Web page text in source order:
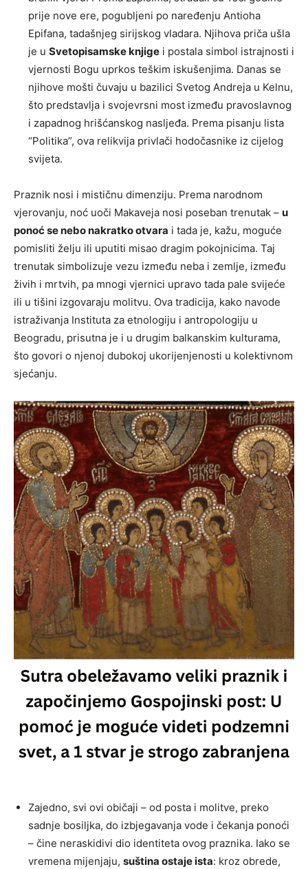
prije nove ere, pogubljeni po naređenju Antioha
Epifana, tadašnjeg sirijskog vladara. Njihova priča ušla
je u Svetopisamske knjige i postala simbol istrajnosti i
vjernosti Bogu uprkos teškim iskušenjima. Danas se
njihove mošti čuvaju u bazilici Svetog Andreja u Kelnu,
što predstavlja i svojevrsni most između pravoslavnog
i zapadnog hrišćanskog nasljeđa. Prema pisanju lista
“Politika”, ova relikvija privlači hodočasnike iz cijelog
svijeta.
Praznik nosi i mističnu dimenziju. Prema narodnom
vjerovanju, noć uoči Makaveja nosi poseban trenutak – u
ponoć se nebo nakratko otvara i tada je, kažu, moguće
pomisliti želju ili uputiti misao dragim pokojnicima. Taj
trenutak simbolizuje vezu između neba i zemlje, između
živih i mrtvih, pa mnogi vjernici upravo tada pale svijeće
ili u tišini izgovaraju molitvu. Ova tradicija, kako navode
istraživanja Instituta za etnologiju i antropologiju u
Beogradu, prisutna je i u drugim balkanskim kulturama,
što govori o njenoj dubokoj ukorijenjenosti u kolektivnom
sjećanju.
Zajedno, svi ovi običaji – od posta i molitve, preko
sadnje bosiljka, do izbjegavanja vode i čekanja ponoći
– čine neraskidivi dio identiteta ovog praznika. Iako se
vremena mijenjaju, suština ostaje ista: kroz obrede,